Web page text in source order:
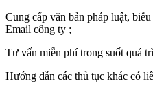
Cung cấp văn bản pháp luật,
Email công ty ;
Tư vấn miễn phí trong suốt quá
Hướng dẫn các thủ tục khác có